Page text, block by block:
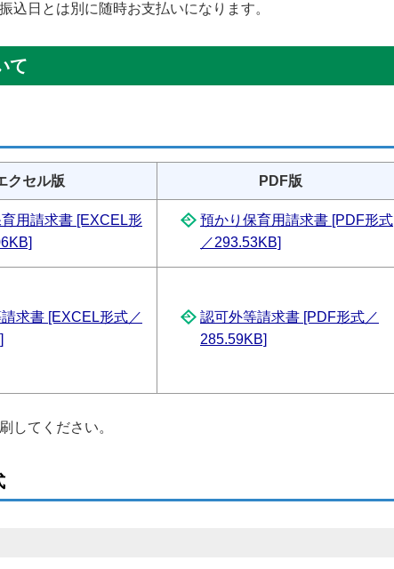
込日とは別に随時お支払いになります。
て
クセル版 PDF版
用請求書 [EXCEL形
預かり保育用請求書 [PDF形式
／293.53KB]
求書 [EXCEL形式／
認可外等請求書 [PDF形式／
285.59KB]
してください。